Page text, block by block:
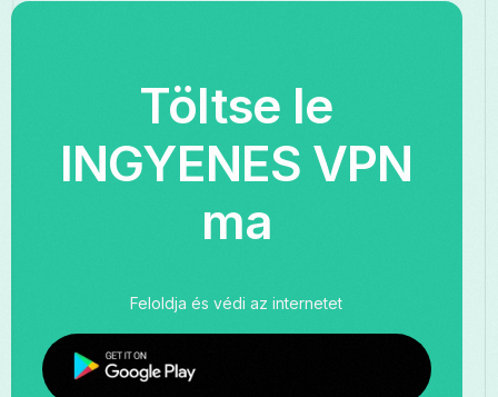
Töltse le
INGYENES VPN
ma
Feloldja és védi az internetet